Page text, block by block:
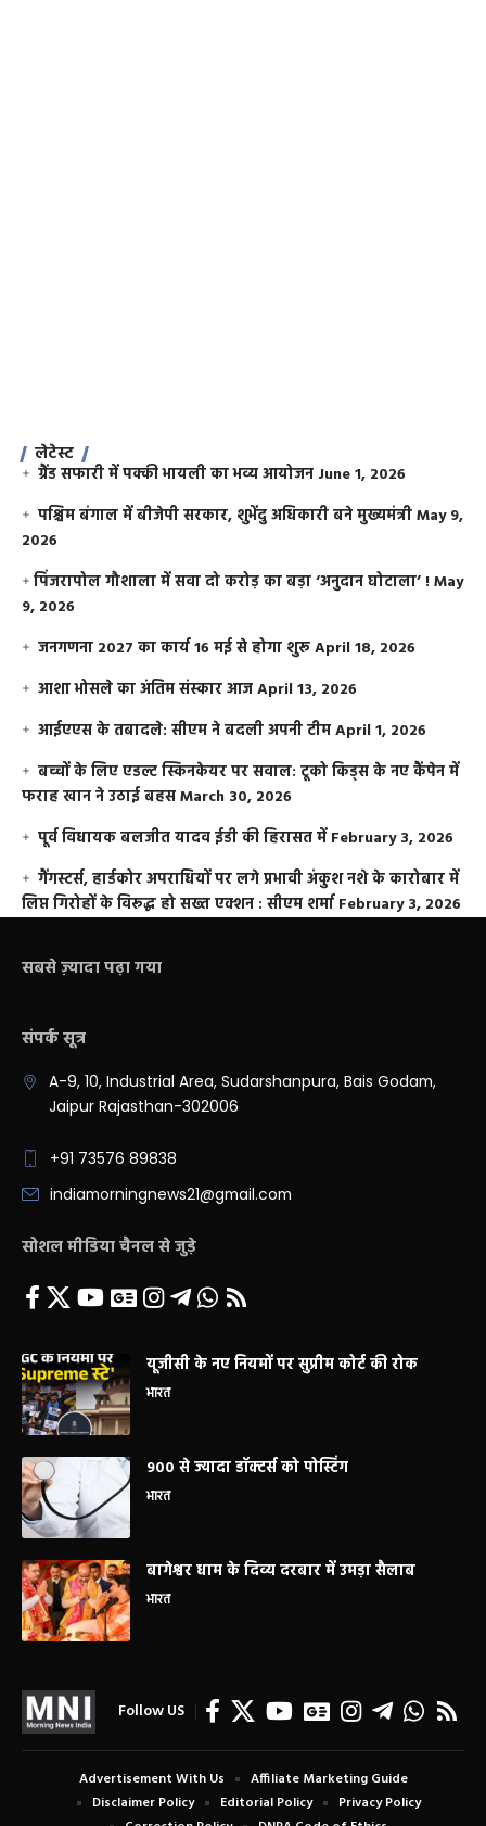
लेटेस्ट
ग्रैंड सफारी में पक्की भायली का भव्य आयोजन June 1, 2026
पश्चिम बंगाल में बीजेपी सरकार, शुभेंदु अधिकारी बने मुख्यमंत्रीMay 9,
2026
​पिंजरापोल गौशाला में सवा दो करोड़ का बड़ा ‘अनुदान घोटाला’ !May
9, 2026
जनगणना 2027 का कार्य 16 मई से होगा शुरूApril 18, 2026
आशा भोसले का अंतिम संस्कार आजApril 13, 2026
आईएएस के तबादले: सीएम ने बदली अपनी टीमApril 1, 2026
बच्चों के लिए एडल्ट स्किनकेयर पर सवाल: टूको किड्स के नए कैंपेन में
फराह खान ने उठाई बहसMarch 30, 2026
पूर्व विधायक बलजीत यादव ईडी की हिरासत में February 3, 2026
गैंगस्टर्स, हार्डकोर अपराधियों पर लगे प्रभावी अंकुश नशे के कारोबार में
लिप्त गिरोहों के विरूद्ध हो सख्त एक्शन : सीएम शर्मा February 3, 2026
सबसे ज़्यादा पढ़ा गया
संपर्क सूत्र
A-9, 10, Industrial Area, Sudarshanpura, Bais Godam,
Jaipur Rajasthan-302006
+91 73576 89838
indiamorningnews21@gmail.com
सोशल मीडिया चैनल से जुड़े
यूजीसी के नए नियमों पर सुप्रीम कोर्ट की रोक
भारत
900 से ज्यादा डॉक्टर्स को पोस्टिंग
भारत
बागेश्वर धाम के दिव्य दरबार में उमड़ा सैलाब
भारत
Follow US
Advertisement With Us
Affiliate Marketing Guide
Disclaimer Policy
Editorial Policy
Privacy Policy